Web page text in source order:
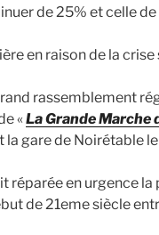
de 25% et celle de
en raison de la
rassemblement
«La Grande Marche
gare de Noirétable
réparée en urgence
de 21eme siècle